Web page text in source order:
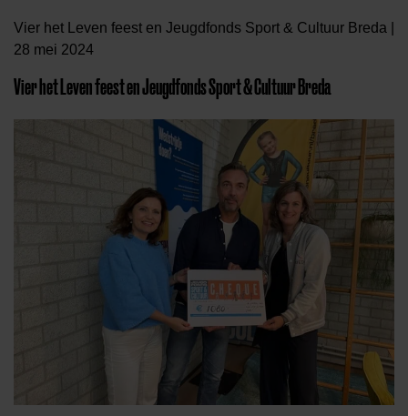
Vier het Leven feest en Jeugdfonds Sport & Cultuur Breda |
28 mei 2024
Vier het Leven feest en Jeugdfonds Sport & Cultuur Breda